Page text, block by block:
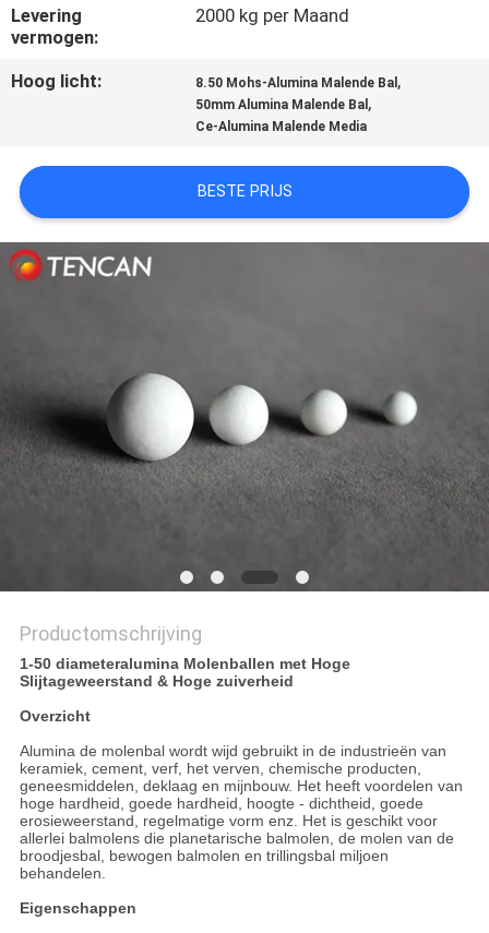
VERZOEK
OM EEN
SITEMAP
PRIVACYBELEID
Levering
vermogen:
2000 kg per Maand
Hoog licht: 8.50 Mohs-Alumina Malende Bal ,
50mm Alumina Malende Bal ,
Ce-Alumina Malende Media
BESTE PRIJS
Productomschrijving
1-50 diameteralumina Molenballen met Hoge
Slijtageweerstand & Hoge zuiverheid
Overzicht
Alumina de molenbal wordt wijd gebruikt in de industrieën van
keramiek, cement, verf, het verven, chemische producten,
geneesmiddelen, deklaag en mijnbouw. Het heeft voordelen van
hoge hardheid, goede hardheid, hoogte - dichtheid, goede
erosieweerstand, regelmatige vorm enz. Het is geschikt voor
allerlei balmolens die planetarische balmolen, de molen van de
broodjesbal, bewogen balmolen en trillingsbal miljoen
behandelen.
Eigenschappen